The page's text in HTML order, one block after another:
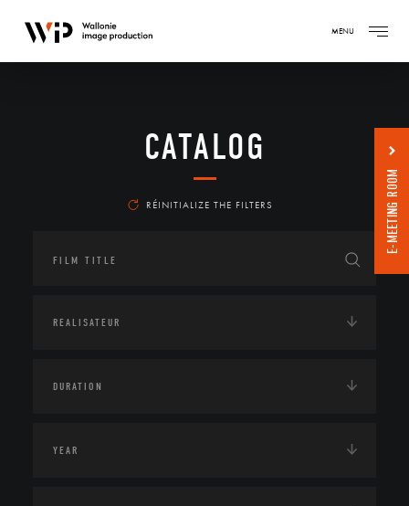
MENU
CATALOG
RÉINITIALIZE THE FILTERS E-MEETING ROOM